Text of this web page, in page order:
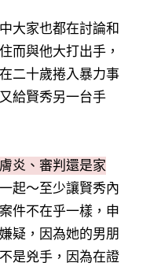
大家也都在討論和
而與他大打出手，
二十歲捲入暴力事
給賢秀另一台手
炎、審判還是家
起～至少讓賢秀內
件不在乎一樣，申
疑，因為她的男朋
是兇手，因為在證